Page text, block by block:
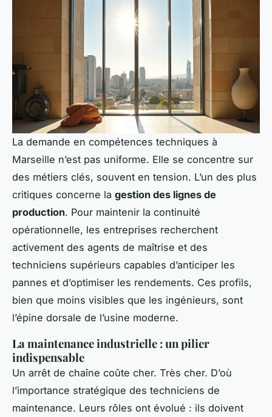
La demande en compétences techniques à
Marseille n’est pas uniforme. Elle se concentre sur
des métiers clés, souvent en tension. L’un des plus
critiques concerne la gestion des lignes de
production. Pour maintenir la continuité
opérationnelle, les entreprises recherchent
activement des agents de maîtrise et des
techniciens supérieurs capables d’anticiper les
pannes et d’optimiser les rendements. Ces profils,
bien que moins visibles que les ingénieurs, sont
l’épine dorsale de l’usine moderne.
La maintenance industrielle : un pilier
indispensable
Un arrêt de chaîne coûte cher. Très cher. D’où
l’importance stratégique des techniciens de
maintenance. Leurs rôles ont évolué : ils doivent